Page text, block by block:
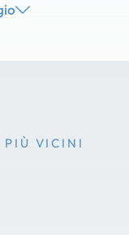
PIÙ VICINI